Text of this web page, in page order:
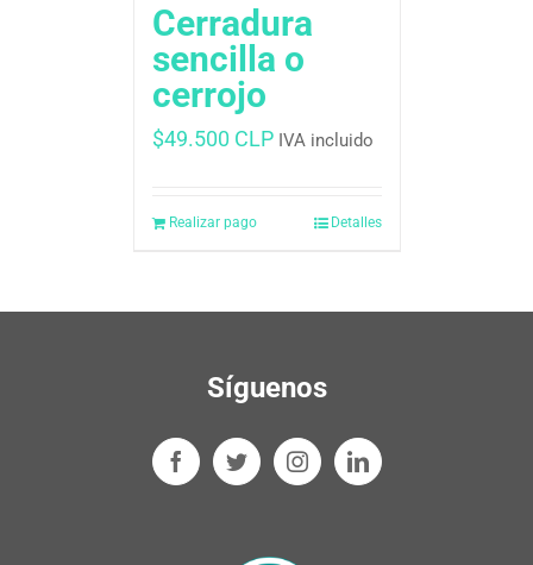
Cerradura
sencilla o
cerrojo
$49.500 CLP IVA incluido
Realizar pago Detalles
Síguenos